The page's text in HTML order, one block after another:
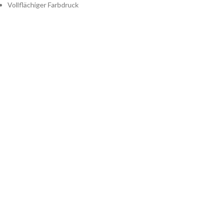
Vollflächiger Farbdruck